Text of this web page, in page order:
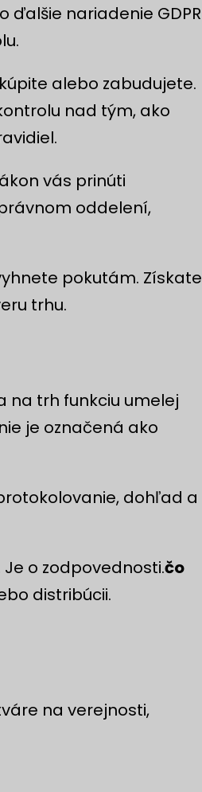
ďalšie nariadenie GDPR
alebo zabudujete.
nad tým, ako
vás prinúti
oddelení,
pokutám. Získate
trhu.
na trh funkciu umelej
je označená ako
dohľad a
o zodpovednosti.čo
distribúcii.
na verejnosti,